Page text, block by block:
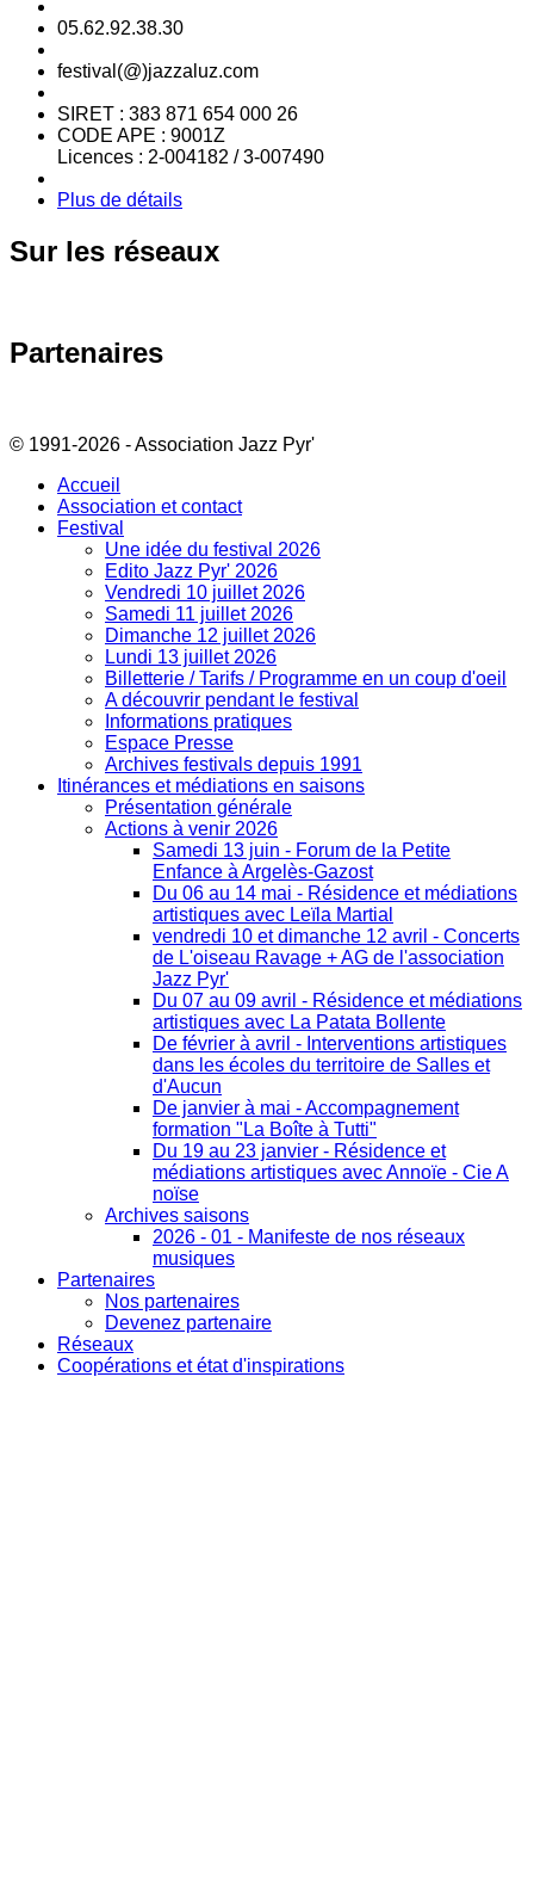
05.62.92.38.30
festival(@)jazzaluz.com
SIRET : 383 871 654 000 26
CODE APE : 9001Z
Licences : 2-004182 / 3-007490
Plus de détails
Sur les réseaux
Partenaires
© 1991-2026 - Association Jazz Pyr'
Accueil
Association et contact
Festival
Une idée du festival 2026
Edito Jazz Pyr' 2026
Vendredi 10 juillet 2026
Samedi 11 juillet 2026
Dimanche 12 juillet 2026
Lundi 13 juillet 2026
Billetterie / Tarifs / Programme en un coup d'oeil
A découvrir pendant le festival
Informations pratiques
Espace Presse
Archives festivals depuis 1991
Itinérances et médiations en saisons
Présentation générale
Actions à venir 2026
Samedi 13 juin - Forum de la Petite
Enfance à Argelès-Gazost
Du 06 au 14 mai - Résidence et médiations
artistiques avec Leïla Martial
vendredi 10 et dimanche 12 avril - Concerts
de L'oiseau Ravage + AG de l'association
Jazz Pyr'
Du 07 au 09 avril - Résidence et médiations
artistiques avec La Patata Bollente
De février à avril - Interventions artistiques
dans les écoles du territoire de Salles et
d'Aucun
De janvier à mai - Accompagnement
formation "La Boîte à Tutti"
Du 19 au 23 janvier - Résidence et
médiations artistiques avec Annoïe - Cie A
noïse
Archives saisons
2026 - 01 - Manifeste de nos réseaux
musiques
Partenaires
Nos partenaires
Devenez partenaire
Réseaux
Coopérations et état d'inspirations